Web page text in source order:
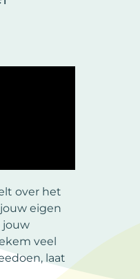
over het
eigen
jouw
veel
laat